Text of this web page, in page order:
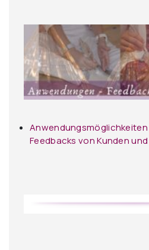
Feedbacks von Kunden